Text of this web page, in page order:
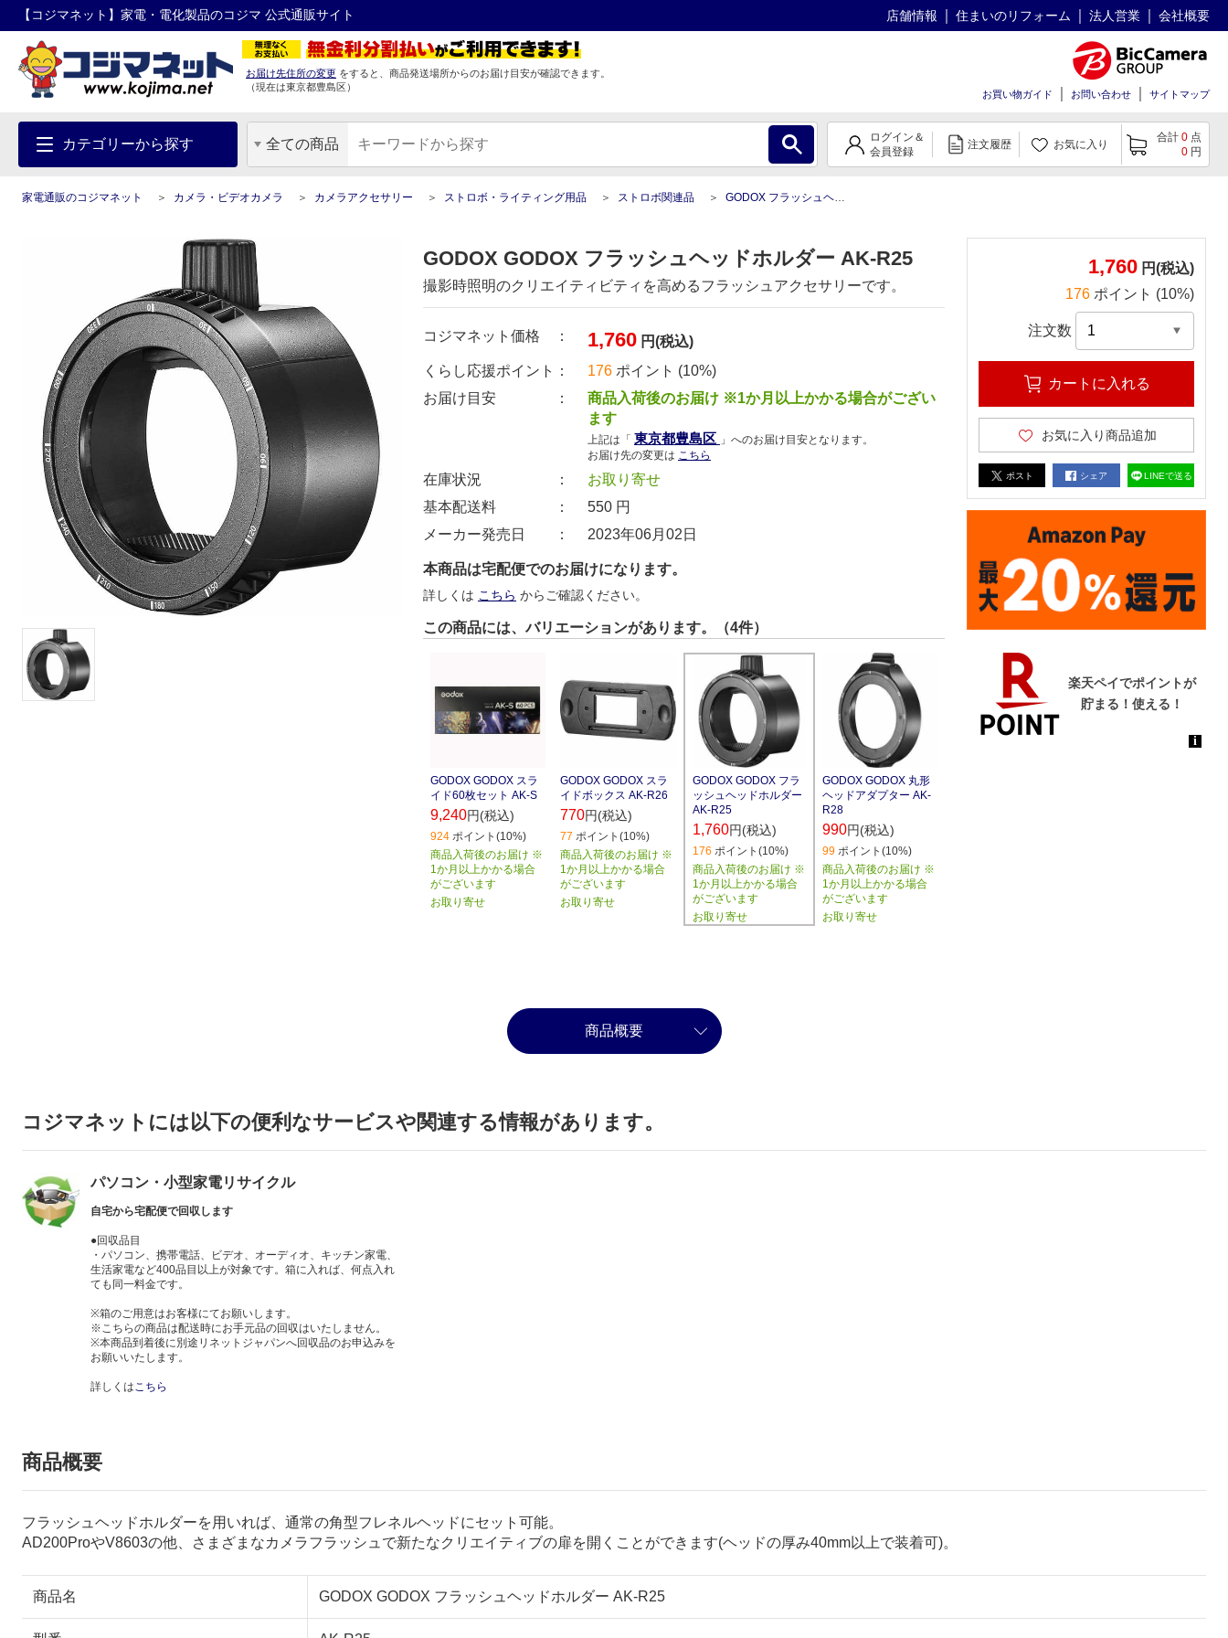
【コジマネット】家電・電化製品のコジマ 公式通販サイト 店舗情報 住まいのリフォーム 法人営業 会社概要
お届け先住所の変更 をすると、商品発送場所からのお届け目安が確認できます。
（現在は東京都豊島区）
お買い物ガイド お問い合わせ サイトマップ
カテゴリーから探す 全ての商品
ログイン＆
会員登録
注文履歴 お気に入り
合計 0 点
0 円
家電通販のコジマネット カメラ・ビデオカメラ カメラアクセサリー ストロボ・ライティング用品 ストロボ関連品 GODOX フラッシュヘッドホルダー
GODOX GODOX フラッシュヘッドホルダー AK-R25
撮影時照明のクリエイティビティを高めるフラッシュアクセサリーです。
コジマネット価格 ： 1,760 円(税込)
くらし応援ポイント：
176 ポイント (10%)
お届け目安 ：
商品入荷後のお届け ※1か月以上かかる場合がござい
ます
上記は「 東京都豊島区 」へのお届け目安となります。
お届け先の変更は こちら
在庫状況 ：
お取り寄せ
基本配送料 ：
550 円
メーカー発売日 ：
2023年06月02日
本商品は宅配便でのお届けになります。
詳しくは こちら からご確認ください。
この商品には、バリエーションがあります。（4件）
GODOX GODOX スラ
イド60枚セット AK-S
9,240円(税込)
924 ポイント(10%)
商品入荷後のお届け ※
1か月以上かかる場合
がございます
お取り寄せ
GODOX GODOX スラ
イドボックス AK-R26
770円(税込)
77 ポイント(10%)
商品入荷後のお届け ※
1か月以上かかる場合
がございます
お取り寄せ
GODOX GODOX フラ
ッシュヘッドホルダー
AK-R25
1,760円(税込)
176 ポイント(10%)
商品入荷後のお届け ※
1か月以上かかる場合
がございます
お取り寄せ
GODOX GODOX 丸形
ヘッドアダプター AK-
R28
990円(税込)
99 ポイント(10%)
商品入荷後のお届け ※
1か月以上かかる場合
がございます
お取り寄せ
1,760 円(税込)
176 ポイント (10%)
注文数
カートに入れる
お気に入り商品追加
ポスト シェア LINEで送る
商品概要
コジマネットには以下の便利なサービスや関連する情報があります。
パソコン・小型家電リサイクル
自宅から宅配便で回収します
●回収品目
・パソコン、携帯電話、ビデオ、オーディオ、キッチン家電、
生活家電など400品目以上が対象です。箱に入れば、何点入れ
ても同一料金です。
※箱のご用意はお客様にてお願いします。
※こちらの商品は配送時にお手元品の回収はいたしません。
※本商品到着後に別途リネットジャパンへ回収品のお申込みを
お願いいたします。
詳しくはこちら
商品概要
フラッシュヘッドホルダーを用いれば、通常の角型フレネルヘッドにセット可能。
AD200ProやV8603の他、さまざまなカメラフラッシュで新たなクリエイティブの扉を開くことができます(ヘッドの厚み40mm以上で装着可)。
商品名 GODOX GODOX フラッシュヘッドホルダー AK-R25